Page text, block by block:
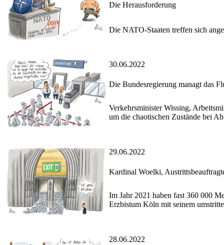
Die Herausforderung
Die NATO-Staaten treffen sich
30.06.2022
Die Bundesregierung managt das
Verkehrsminister Wissing,
um die chaotischen Zustände bei
29.06.2022
Kardinal Woelki,
Im Jahr 2021 haben fast 360 000
Erzbistum Köln mit seinem
28.06.2022